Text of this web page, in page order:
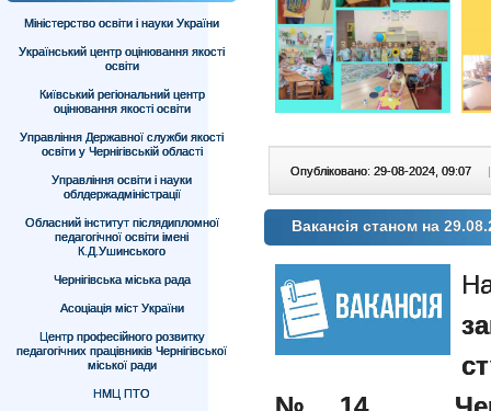
Міністерство освіти і науки України
Український центр оцінювання якості
освіти
Київський регіональний центр
оцінювання якості освіти
Управління Державної служби якості
освіти у Чернігівській області
Управління освіти і науки
облдержадміністрації
Обласний інститут післядипломної
педагогічної освіти імені
К.Д.Ушинського
Чернігівська міська рада
Асоціація міст України
Центр професійного розвитку
педагогічних працівників Чернігівської
міської ради
НМЦ ПТО
Опубліковано: 29-08-2024, 09:07 |
Вакансія станом на